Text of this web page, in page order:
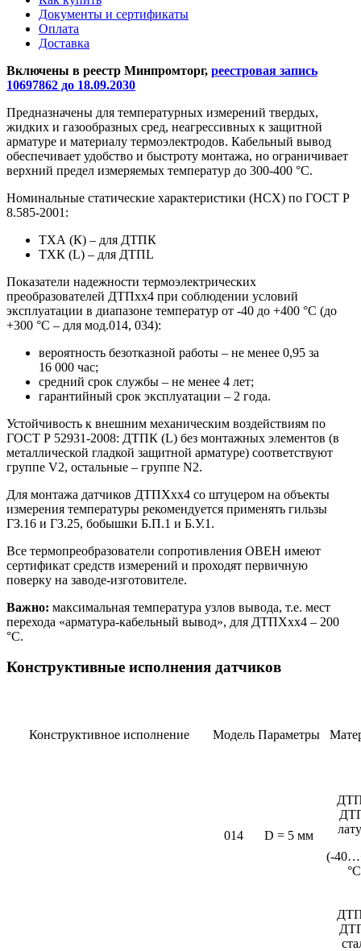
Документы и сертификаты
Оплата
Доставка
Включены в реестр Минпромторг, реестровая запись
10697862 до 18.09.2030
Предназначены для температурных измерений твердых,
жидких и газообразных сред, неагрессивных к защитной
арматуре и материалу термоэлектродов. Кабельный вывод
обеспечивает удобство и быстроту монтажа, но ограничивает
верхний предел измеряемых температур до 300-400 °С.
Номинальные статические характеристики (НСХ) по ГОСТ Р
8.585-2001:
ТХА (К) – для ДТПК
ТХК (L) – для ДТПL
Показатели надежности термоэлектрических
преобразователей ДТПхх4 при соблюдении условий
эксплуатации в диапазоне температур от -40 до +400 °С (до
+300 °С – для мод.014, 034):
вероятность безотказной работы – не менее 0,95 за
16 000 час;
средний срок службы – не менее 4 лет;
гарантийный срок эксплуатации – 2 года.
Устойчивость к внешним механическим воздействиям по
ГОСТ Р 52931-2008: ДТПК (L) без монтажных элементов (в
металлической гладкой защитной арматуре) соответствуют
группе V2, остальные – группе N2.
Для монтажа датчиков ДТПХхх4 со штуцером на объекты
измерения температуры рекомендуется применять гильзы
ГЗ.16 и ГЗ.25, бобышки Б.П.1 и Б.У.1.
Все термопреобразователи сопротивления ОВЕН имеют
сертификат средств измерений и проходят первичную
поверку на заводе-изготовителе.
Важно: максимальная температура узлов вывода, т.е. мест
перехода «арматура-кабельный вывод», для ДТПХхх4 – 200
°С.
Конструктивные исполнения датчиков
Конструктивное исполнение Модель Параметры
014 D = 5 мм
(-